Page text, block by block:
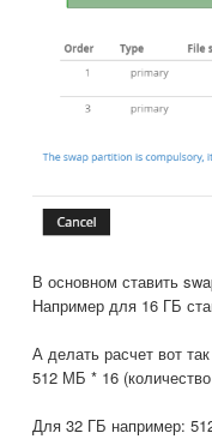
В основном ставить
Например для 16 ГБ
А делать расчет вот
512 МБ * 16
Для 32 ГБ например: